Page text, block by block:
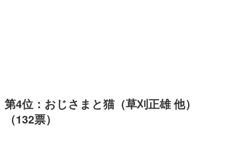
第4位：おじさまと猫（草刈正雄 他）
（132票）